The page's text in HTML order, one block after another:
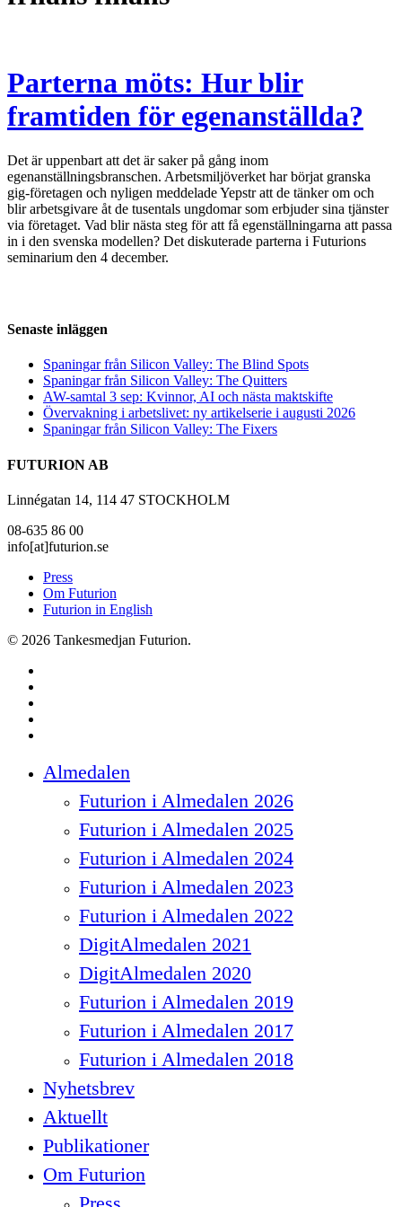
Parterna möts: Hur blir
framtiden för egenanställda?
Det är uppenbart att det är saker på gång inom
egenanställningsbranschen. Arbetsmiljöverket har börjat granska
gig-företagen och nyligen meddelade Yepstr att de tänker om och
blir arbetsgivare åt de tusentals ungdomar som erbjuder sina tjänster
via företaget. Vad blir nästa steg för att få egenställningarna att passa
in i den svenska modellen? Det diskuterade parterna i Futurions
seminarium den 4 december.
Senaste inläggen
Spaningar från Silicon Valley: The Blind Spots
Spaningar från Silicon Valley: The Quitters
AW-samtal 3 sep: Kvinnor, AI och nästa maktskifte
Övervakning i arbetslivet: ny artikelserie i augusti 2026
Spaningar från Silicon Valley: The Fixers
FUTURION AB
Linnégatan 14, 114 47 STOCKHOLM
08-635 86 00
info[at]futurion.se
Press
Om Futurion
Futurion in English
© 2026 Tankesmedjan Futurion.
Menu
Almedalen
Futurion i Almedalen 2026
Futurion i Almedalen 2025
Futurion i Almedalen 2024
Futurion i Almedalen 2023
Futurion i Almedalen 2022
DigitAlmedalen 2021
DigitAlmedalen 2020
Futurion i Almedalen 2019
Futurion i Almedalen 2017
Futurion i Almedalen 2018
Nyhetsbrev
Aktuellt
Publikationer
Om Futurion